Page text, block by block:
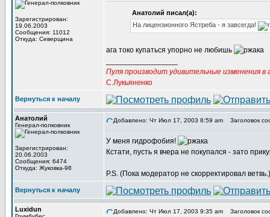
Зарегистрирован:
19.06.2003
Сообщения: 11012
Откуда: Северщина
Анатолий писал(а):
На лицензионного Ястреба - я завсегда!
ага токо купаться упорно не любишь
Пуля производит удивительные изменения в
С.Лукьяненко
Вернуться к началу
Анатолий
Генерал-полковник
Зарегистрирован:
20.06.2003
Сообщения: 6474
Откуда: Жуковка-98
Добавлено: Чт Июл 17, 2003 8:59 am Заголовок
У меня гидрофобия!
Кстати, пусть я вчера не покупался - зато
P.S. (Пока модератор не скорректировал
Вернуться к началу
Luxidun Добавлено: Чт Июл 17, 2003 9:35 am Заголовок